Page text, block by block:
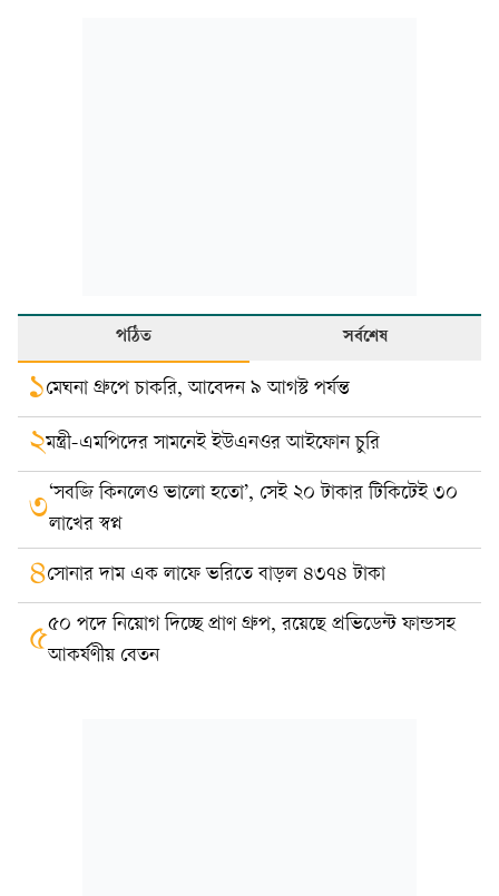
পঠিত সর্বশেষ
১মেঘনা গ্রুপে চাকরি, আবেদন ৯ আগস্ট পর্যন্ত
২মন্ত্রী-এমপিদের সামনেই ইউএনওর আইফোন চুরি
৩‘সবজি কিনলেও ভালো হতো’, সেই ২০ টাকার টিকিটেই ৩০
লাখের স্বপ্ন
৪সোনার দাম এক লাফে ভরিতে বাড়ল ৪৩৭৪ টাকা
৫৫০ পদে নিয়োগ দিচ্ছে প্রাণ গ্রুপ, রয়েছে প্রভিডেন্ট ফান্ডসহ
আকর্ষণীয় বেতন